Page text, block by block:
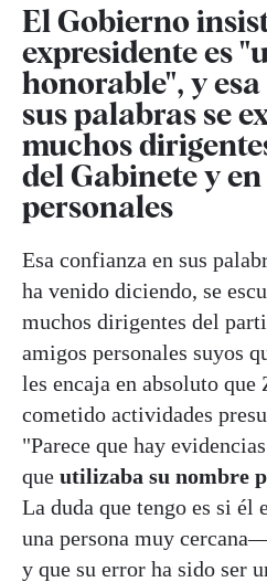
El Gobierno
expresidente es
honorable", y
sus palabras se
muchos
del Gabinete y
personales
Esa confianza en sus
ha venido diciendo, se
muchos dirigentes del
amigos personales suyos
les encaja en absoluto que
cometido actividades
"Parece que hay
que utilizaba su nombre
La duda que tengo es si él
una persona muy
y que su error ha sido ser